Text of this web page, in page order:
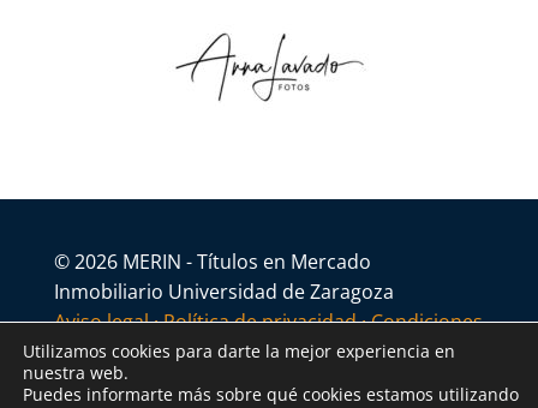
© 2026 MERIN - Títulos en Mercado
Inmobiliario Universidad de Zaragoza
Aviso legal·Política de privacidad·Condiciones
generales
Utilizamos cookies para darte la mejor experiencia en
nuestra web.
Puedes informarte más sobre qué cookies estamos utilizando